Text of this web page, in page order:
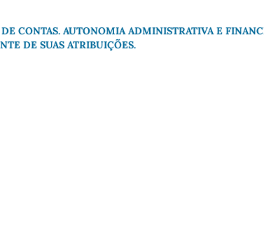
CONTAS. AUTONOMIA ADMINISTRATIVA E
DE SUAS ATRIBUIÇÕES.